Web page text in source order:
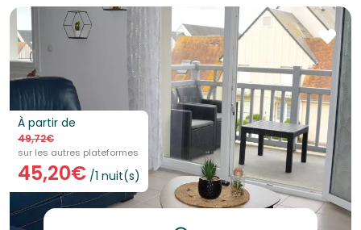
À partir de
49,72€
sur les autres plateformes
45,20€ /1 nuit(s)